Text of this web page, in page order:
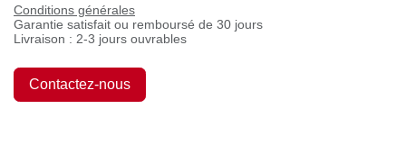
Conditions générales
Garantie satisfait ou remboursé de 30 jours
Livraison : 2-3 jours ouvrables
Contactez-nous